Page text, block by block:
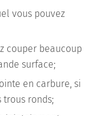
vous pouvez
couper beaucoup
surface;
en carbure, si
trous ronds;